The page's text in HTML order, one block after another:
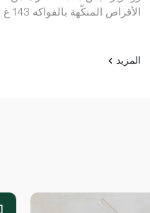
الأقراص المنكّهة بالفواكه 143 غ
المزيد